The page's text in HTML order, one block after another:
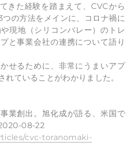
きた経験を踏まえて、CVCから
の方法をメインに、コロナ禍に
現地（シリコンバレー）のトレ
と事業会社の連携について語り
せるために、非常にうまいアプ
れていることがわかりました。
業創出。旭化成が語る、米国で
08-22
cvc-toranomaki-